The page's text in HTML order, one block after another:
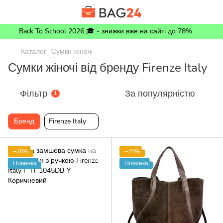
Back To School 2026 🎓 - знижки вже на сайті до 78%
Каталог Сумки жіночі
Сумки жіночі від бренду Firenze Italy
Фільтр 1 За популярністю
Бренд Firenze Italy
−28%
Новинка
−25%
Новинка